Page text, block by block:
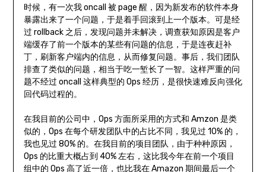
时候，有一次我 oncall 被 page 醒，因为新发布的软件本身
暴露出来了一个问题，于是着手回滚到上一个版本。可是经
过 rollback 之后，发现问题并未解决，调查获知原因是客户
端缓存了前一个版本的某些有问题的信息，于是连夜赶补
丁，刷新客户端内的信息，从而修复问题。事后，我们团队
排查了类似的问题，相当于吃一堑长了一智。这样严重的问
题不经过 oncall 这样典型的 Ops 经历，是很快速难反向强化
回代码过程的。
在我目前的公司中，Ops 方面所采用的方式和 Amzon 是类
似的，Ops 在每个研发团队中的占比不同，我见过 10% 的，
我也见过 80% 的。在我目前的项目团队，由于种种原因，
Ops 的比重大概占到 40% 左右，这比我今年在前一个项目
组中的 Ops 高了近一倍，也比我在 Amazon 期间最后一个